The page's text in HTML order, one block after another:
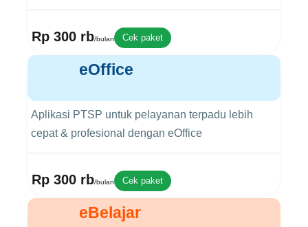
Rp 300 rb/bulan Cek paket
eOffice
Aplikasi PTSP untuk pelayanan terpadu lebih
cepat & profesional dengan eOffice
Rp 300 rb/bulan Cek paket
eBelajar